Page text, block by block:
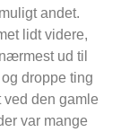
andet.
lidt videre,
ud til
droppe ting
ved den gamle
var mange